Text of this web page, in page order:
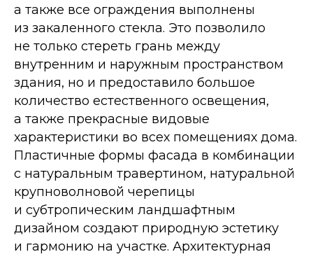
а также все ограждения выполнены
из закаленного стекла. Это позволило
не только стереть грань между
внутренним и наружным пространством
здания, но и предоставило большое
количество естественного освещения,
а также прекрасные видовые
характеристики во всех помещениях дома.
Пластичные формы фасада в комбинации
с натуральным травертином, натуральной
крупноволновой черепицы
и субтропическим ландшафтным
дизайном создают природную эстетику
и гармонию на участке. Архитектурная